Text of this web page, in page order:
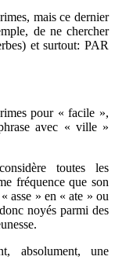
mais ce dernier
de ne chercher
et surtout: PAR
pour « facile »,
avec « ville »
toutes les
fréquence que son
asse » en « ate » ou
noyés parmi des
absolument, une